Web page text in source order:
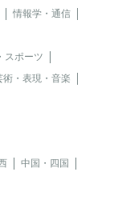
情報学・通信
スポーツ
術・表現・音楽
中国・四国